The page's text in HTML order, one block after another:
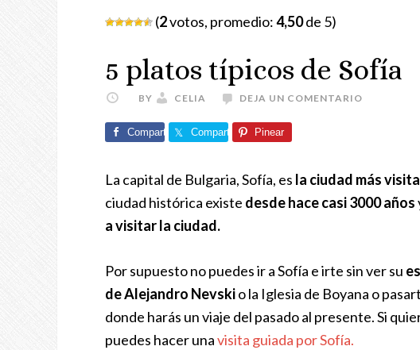
(2votos, promedio:4,50de 5)
5 platos típicos de Sofía
BY CELIA DEJA UN COMENTARIO
Comparte Comparte Pinear
La capital de Bulgaria, Sofía, es la ciudad más
ciudad histórica existe desde hace casi 3000 años
a visitar la ciudad.
Por supuesto no puedes ir a Sofía e irte sin ver su
de Alejandro Nevskio la Iglesia de Boyana o
donde harás un viaje del pasado al presente. Si
puedes hacer unavisita guiada por Sofía.